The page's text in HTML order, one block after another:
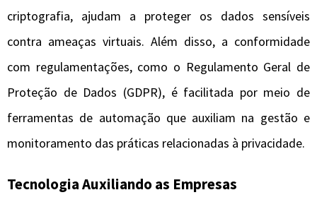
criptografia, ajudam a proteger os dados sensíveis
contra ameaças virtuais. Além disso, a conformidade
com regulamentações, como o Regulamento Geral de
Proteção de Dados (GDPR), é facilitada por meio de
ferramentas de automação que auxiliam na gestão e
monitoramento das práticas relacionadas à privacidade.
Tecnologia Auxiliando as Empresas